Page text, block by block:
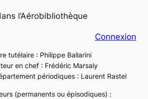
l’Aérobibliothèque
Connexion
tutélaire : Philippe Ballarini
en chef : Frédéric Marsaly
périodiques : Laurent Rastel
(permanents ou épisodiques) :